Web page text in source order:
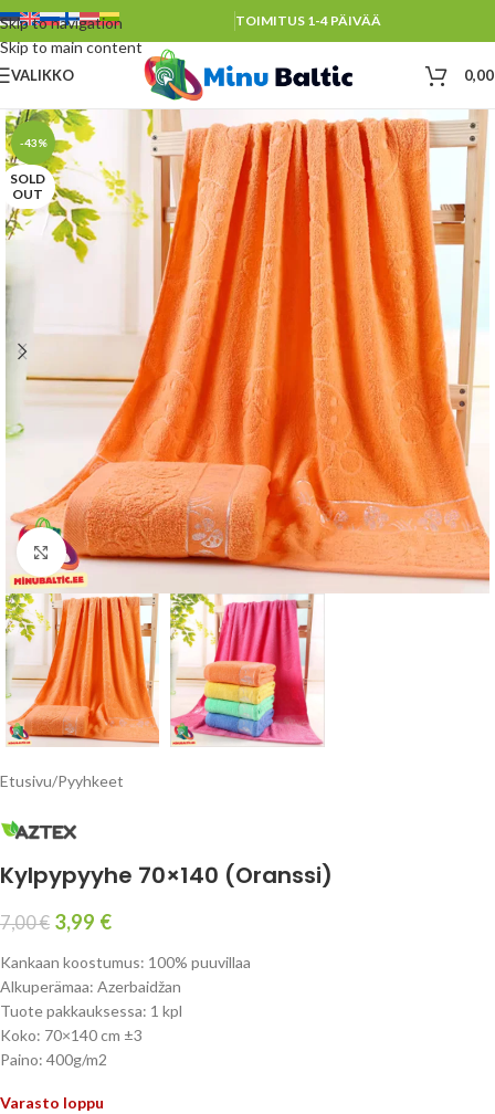
Skip to navigation
Skip to main content
TOIMITUS 1-4 PÄIVÄÄ
VALIKKO
-43%
SOLD
OUT
Click to enlarge
Etusivu/Pyyhkeet
Kylpypyyhe 70×140 (Oranssi)
7,00€ 3,99 €
Kankaan koostumus: 100% puuvillaa
Alkuperämaa: Azerbaidžan
Tuote pakkauksessa: 1 kpl
Koko: 70×140 cm ±3
Paino: 400g/m2
Varasto loppu